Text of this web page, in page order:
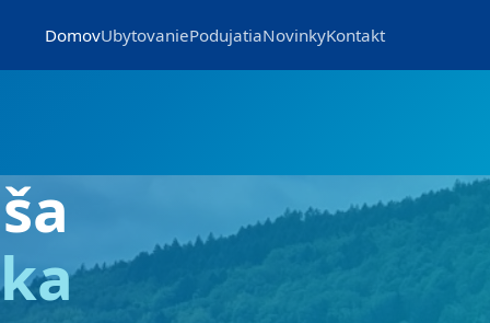
DomovUbytovaniePodujatiaNovinkyKontakt